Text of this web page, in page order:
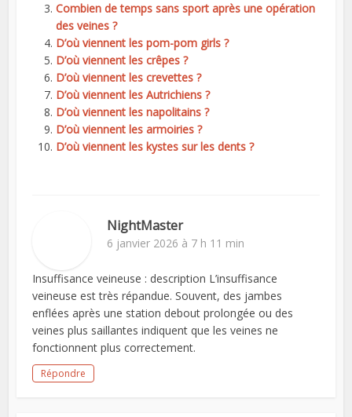
Combien de temps sans sport après une opération
des veines ?
D’où viennent les pom-pom girls ?
D’où viennent les crêpes ?
D’où viennent les crevettes ?
D’où viennent les Autrichiens ?
D’où viennent les napolitains ?
D’où viennent les armoiries ?
D’où viennent les kystes sur les dents ?
NightMaster
6 janvier 2026 à 7 h 11 min
Insuffisance veineuse : description L’insuffisance
veineuse est très répandue. Souvent, des jambes
enflées après une station debout prolongée ou des
veines plus saillantes indiquent que les veines ne
fonctionnent plus correctement.
Répondre